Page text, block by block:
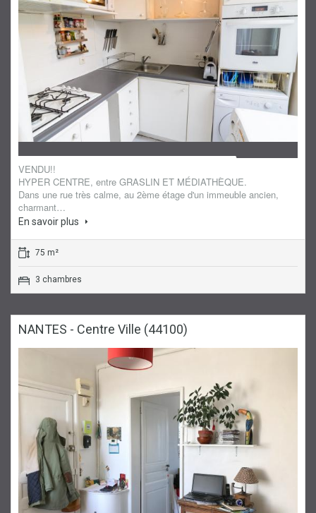
VENDU!!
HYPER CENTRE, entre GRASLIN ET MÉDIATHÈQUE.
Dans une rue très calme, au 2ème étage d'un immeuble ancien,
charmant…
En savoir plus
75 m²
3 chambres
NANTES - Centre Ville (44100)